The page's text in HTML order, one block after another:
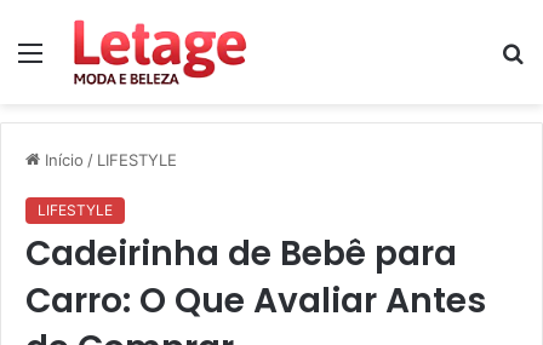
Menu
Início / LIFESTYLE
LIFESTYLE
Cadeirinha de Bebê para
Carro: O Que Avaliar Antes